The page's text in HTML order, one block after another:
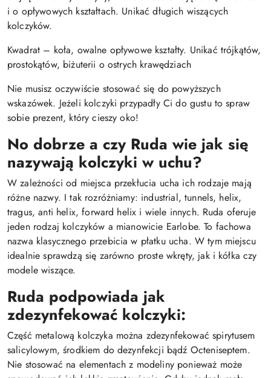
i o opływowych kształtach. Unikać długich wiszących
kolczyków.
Kwadrat – koła, owalne opływowe kształty. Unikać trójkątów,
prostokątów, biżuterii o ostrych krawędziach
Nie musisz oczywiście stosować się do powyższych
wskazówek. Jeżeli kolczyki przypadły Ci do gustu to spraw
sobie prezent, który cieszy oko!
No dobrze a czy Ruda wie jak się
nazywają kolczyki w uchu?
W zależności od miejsca przekłucia ucha ich rodzaje mają
różne nazwy. I tak rozróżniamy: industrial, tunnels, helix,
tragus, anti helix, forward helix i wiele innych. Ruda oferuje
jeden rodzaj kolczyków a mianowicie Earlobe. To fachowa
nazwa klasycznego przebicia w płatku ucha. W tym miejscu
idealnie sprawdzą się zarówno proste wkręty, jak i kółka czy
modele wiszące.
Ruda podpowiada jak
zdezynfekować kolczyki:
Część metalową kolczyka można zdezynfekować spirytusem
salicylowym, środkiem do dezynfekcji bądź Octeniseptem.
Nie stosować na elementach z modeliny ponieważ może